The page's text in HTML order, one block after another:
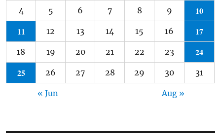
4 5 6 7 8 9
10
11
12 13 14 15 16 17
18 19 20 21 22 23
24
25
26 27 28 29 30 31
« Jun Aug »